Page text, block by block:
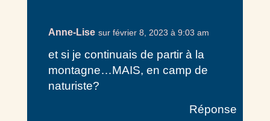
Anne-Lise sur février 8, 2023 à 9:03 am
et si je continuais de partir à la
montagne…MAIS, en camp de
naturiste?
Réponse